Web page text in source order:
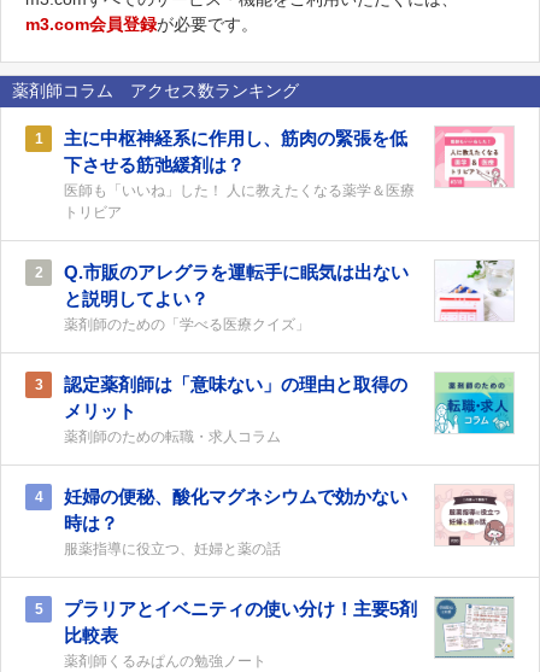
m3.com会員登録が必要です。
薬剤師コラム アクセス数ランキング
1
主に中枢神経系に作用し、筋肉の緊張を低
下させる筋弛緩剤は？
医師も「いいね」した！ 人に教えたくなる薬学＆医療
トリビア
2
Q.市販のアレグラを運転手に眠気は出ない
と説明してよい？
薬剤師のための「学べる医療クイズ」
3
認定薬剤師は「意味ない」の理由と取得の
メリット
薬剤師のための転職・求人コラム
4
妊婦の便秘、酸化マグネシウムで効かない
時は？
服薬指導に役立つ、妊婦と薬の話
5
プラリアとイベニティの使い分け！主要5剤
比較表
薬剤師くるみぱんの勉強ノート